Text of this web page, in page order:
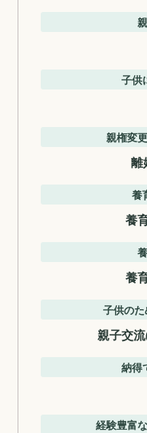
子供
親権変
離
養
養
養
子供の
親子交
納得
経験豊富